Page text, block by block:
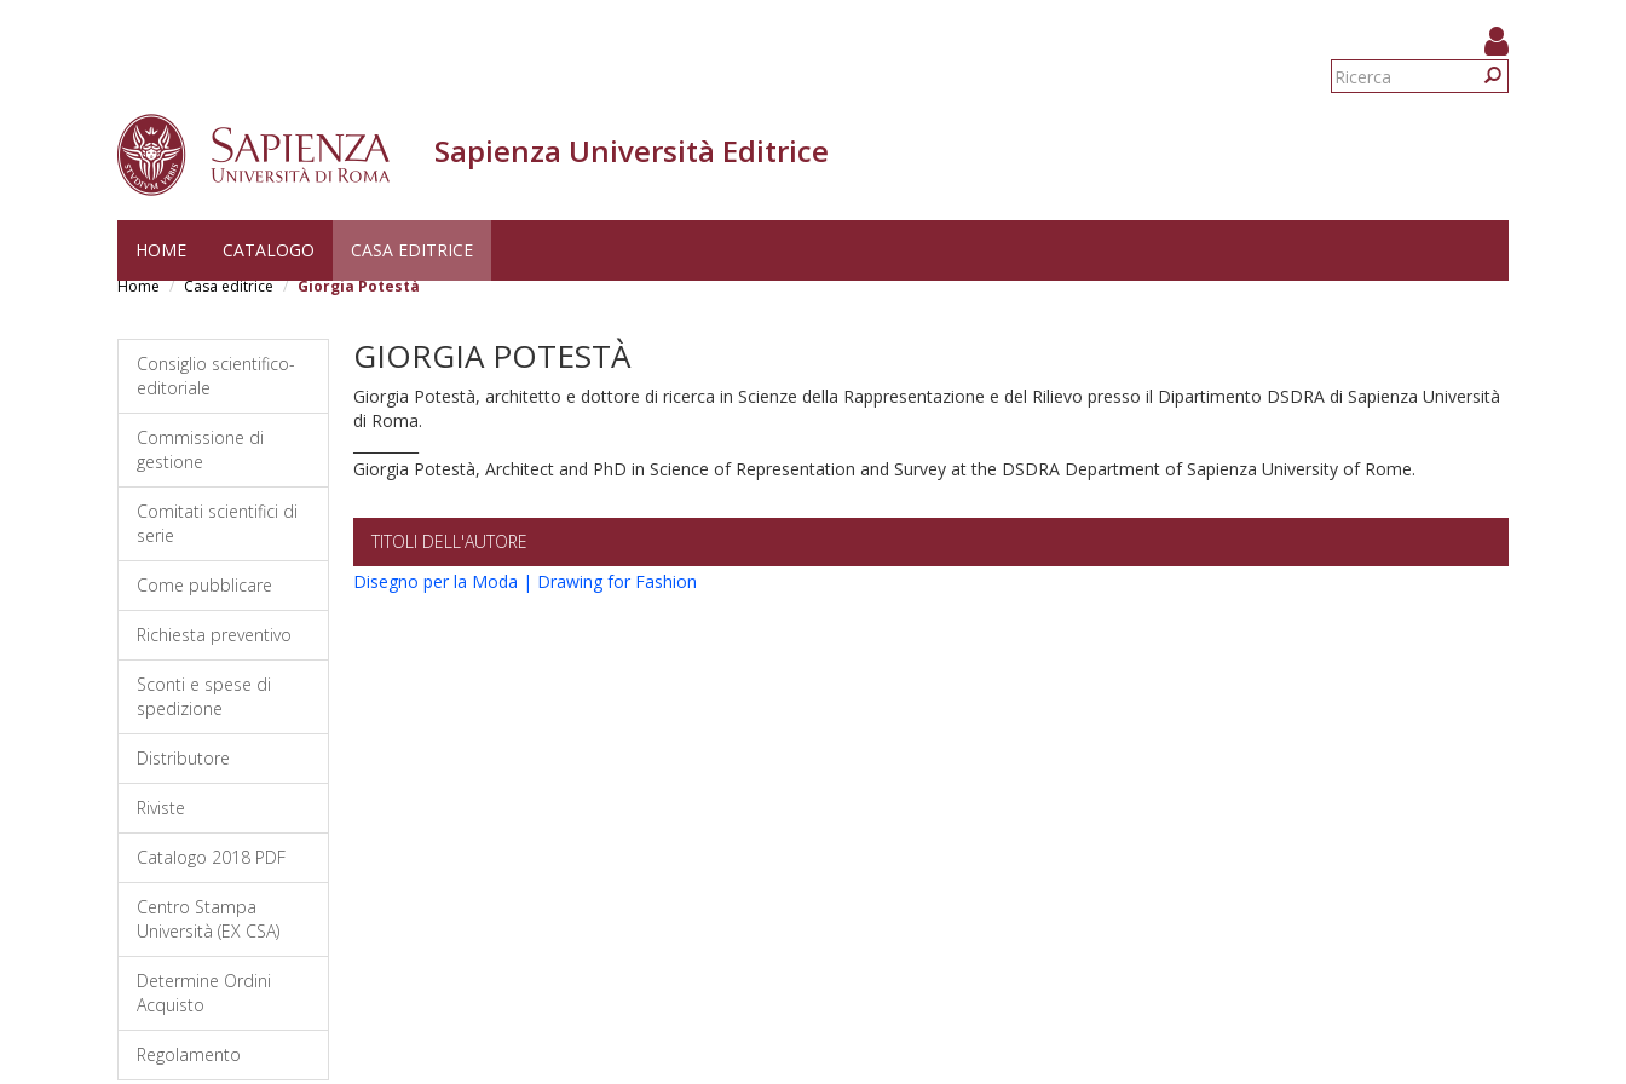
Form
Sapienza Università Editrice
HOME CATALOGO CASA EDITRICE
Home Casa editrice Giorgia Potestà
Consiglio scientifico-
editoriale
Commissione di
gestione
Comitati scientifici di
serie
Come pubblicare
Richiesta preventivo
Sconti e spese di
spedizione
Distributore
Riviste
Catalogo 2018 PDF
Centro Stampa
Università (EX CSA)
Determine Ordini
Acquisto
Regolamento
GIORGIA POTESTÀ
Giorgia Potestà, architetto e dottore di ricerca in Scienze della Rappresentazione e del Rilievo presso il Dipartimento DSDRA di Sapienza Università
di Roma.
Giorgia Potestà, Architect and PhD in Science of Representation and Survey at the DSDRA Department of Sapienza University of Rome.
TITOLI DELL'AUTORE
Disegno per la Moda | Drawing for Fashion